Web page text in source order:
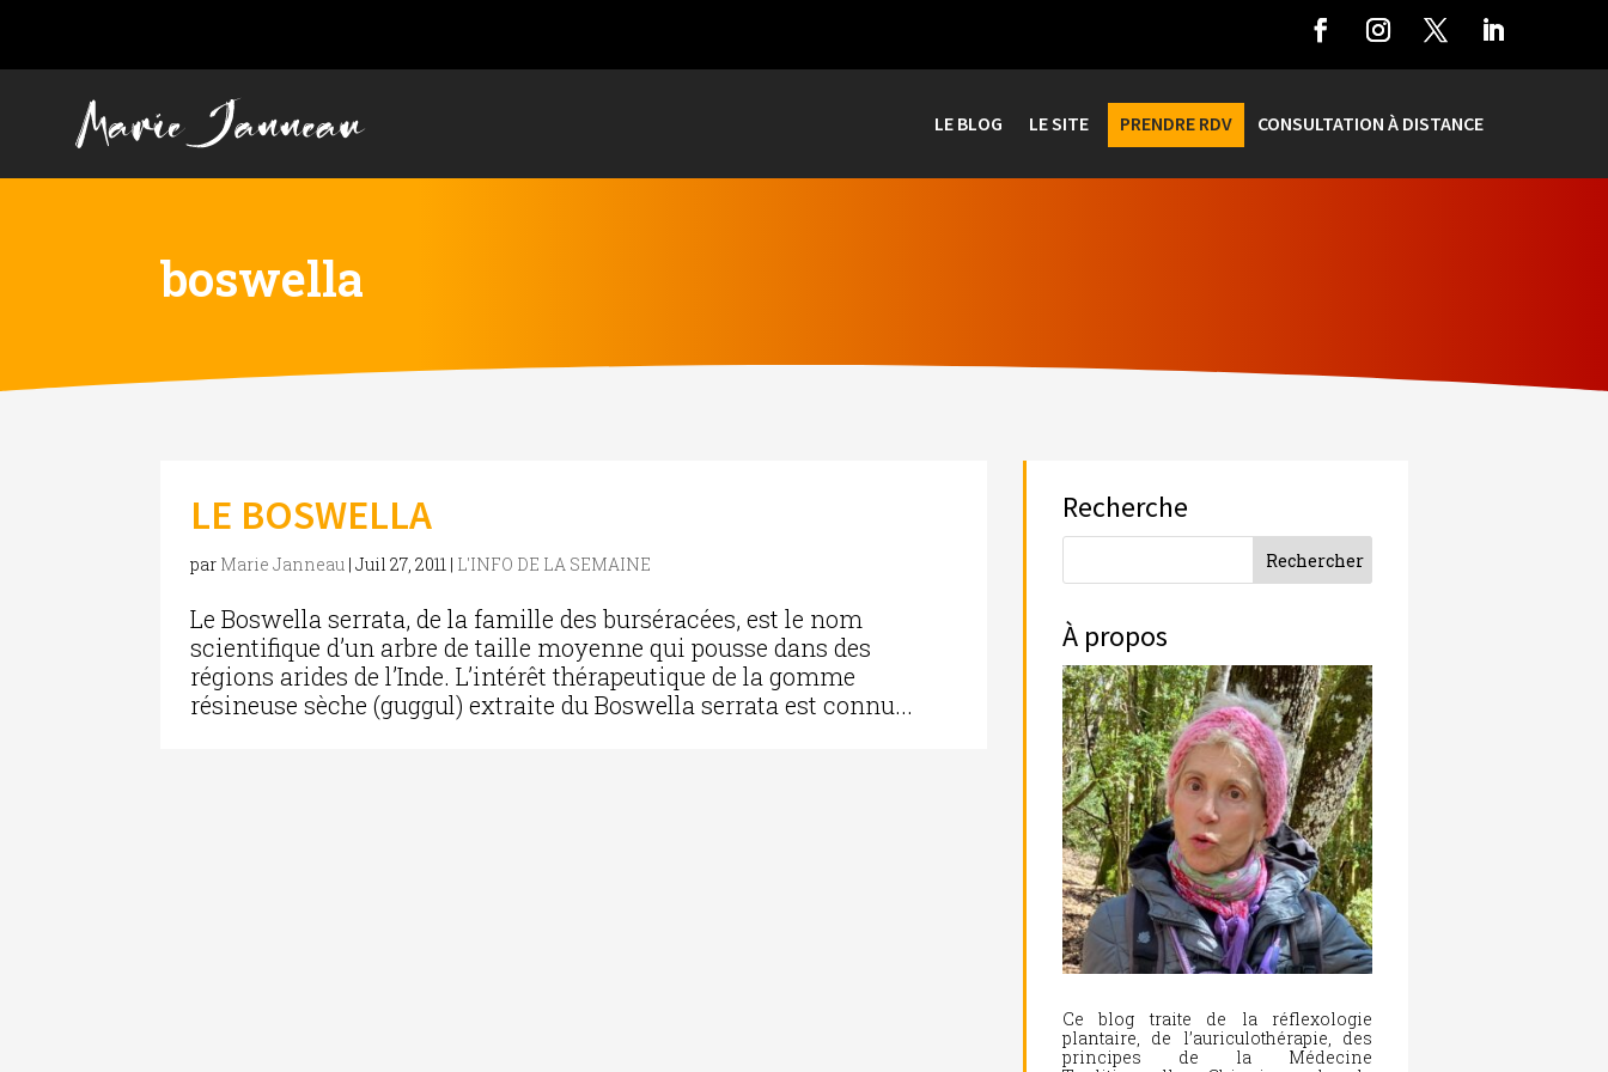
LE BLOG LE SITE PRENDRE RDV CONSULTATION À DISTANCE
boswella
LE BOSWELLA
par Marie Janneau |Juil 27, 2011 | L'INFO DE LA SEMAINE
Le Boswella serrata, de la famille des burséracées, est le nom
scientifique d’un arbre de taille moyenne qui pousse dans des
régions arides de l’Inde. L’intérêt thérapeutique de la gomme
résineuse sèche (guggul) extraite du Boswella serrata est connu...
Recherche
À propos
Ce blog traite de la réflexologie
plantaire, de l’auriculothérapie, des
principes de la Médecine